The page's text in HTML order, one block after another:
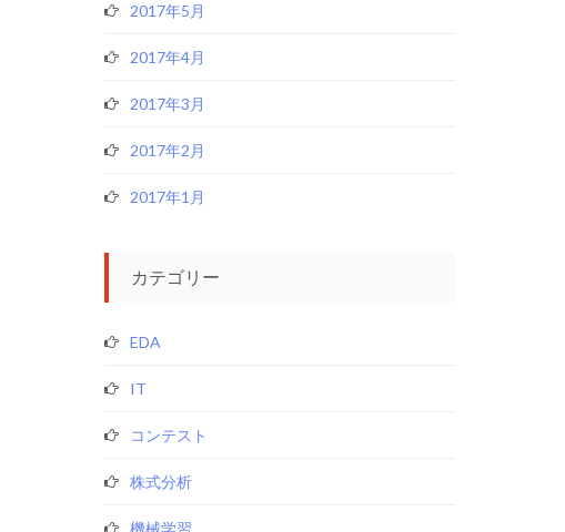
2017年5月
2017年4月
2017年3月
2017年2月
2017年1月
カテゴリー
EDA
IT
コンテスト
株式分析
機械学習